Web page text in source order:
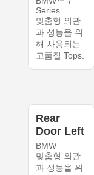
Series
맞춤형 외관
과 성능을 위
해 사용되는
고품질 Tops.
Rear
Door Left
BMW
맞춤형 외관
과 성능을 위